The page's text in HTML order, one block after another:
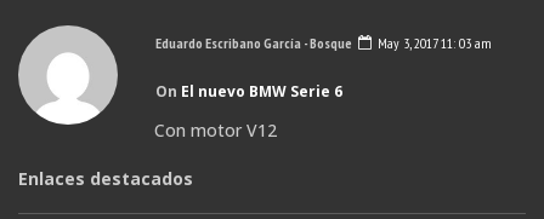
Eduardo Escribano García - Bosque May 3, 2017 11: 03 am
On El nuevo BMW Serie 6
Con motor V12
Enlaces destacados